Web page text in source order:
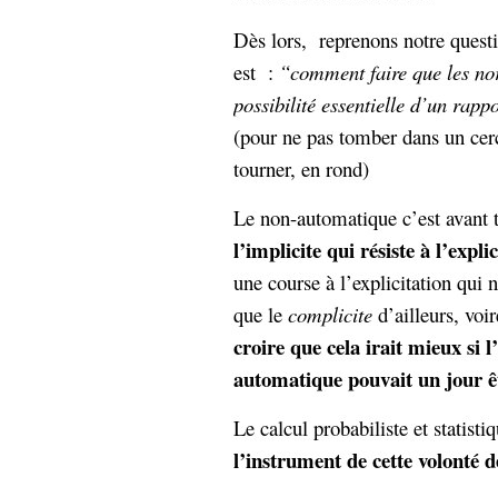
Dès lors, reprenons notre
est : “comment faire que les
possibilité essentielle d’un
(pour ne pas tomber dans un
tourner, en rond)
Le non-automatique c’est
l’implicite qui résiste à
une course à l’explicitation qui
que le complicite d’ailleurs,
croire que cela irait mieux si
automatique pouvait un jour
Le calcul probabiliste et
l’instrument de cette volonté